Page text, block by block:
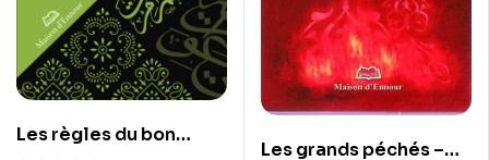
Les règles du bon
Les grands péchés –